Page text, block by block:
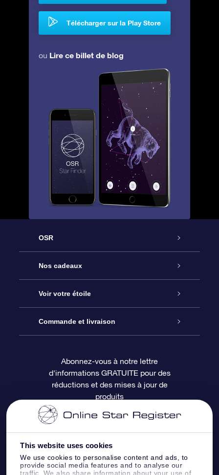
This website uses cookies
We use cookies to personalise content and ads, to
provide social media features and to analyse our
traffic. We also share information about your use of
Télécharger sur la Play Store
ou Lire ce billet de blog
OSR
Service
À propos de l’OSR
Nous contacter
Questions fréquemment posées
Revues
Nos cadeaux
Cadeau d’étoile en ligne
Coffret cadeau OSR
Carte cadeau OSR
Voir votre étoile
Registre des étoiles
Page d’accueil personnalisée
Un million d’étoiles
Écran de veille OSR
Appli Voler vers les étoiles
Commande et livraison
Informations de paiement
Informations d’expédition
Politique de retour
Constellations
Abonnez-vous à notre lettre
d'informations GRATUITE pour des
réductions et des mises à jour de
produits